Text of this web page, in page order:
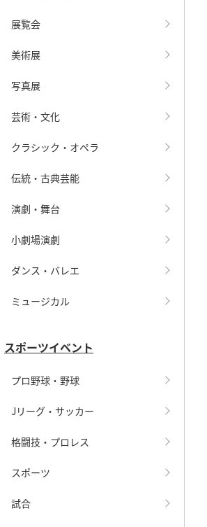
展覧会
美術展
写真展
芸術・文化
クラシック・オペラ
伝統・古典芸能
演劇・舞台
小劇場演劇
ダンス・バレエ
ミュージカル
スポーツイベント
プロ野球・野球
Jリーグ・サッカー
格闘技・プロレス
スポーツ
試合